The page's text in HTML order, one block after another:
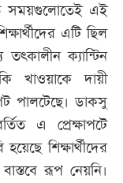
সময়গুলোতেই এই
এটি ছিল
ক্যান্টিন
খাওয়াকে দায়ী
পালটেছে। ডাকসু
এ প্রেক্ষাপটে
শিক্ষার্থীদের
রূপ নেয়নি।